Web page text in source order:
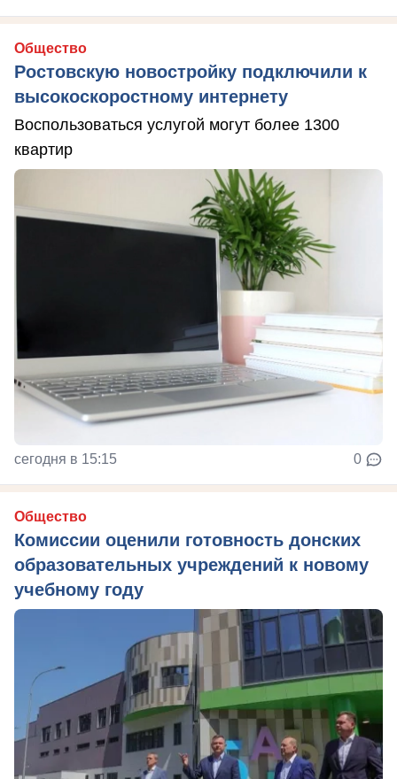
Общество
Ростовскую новостройку подключили к
высокоскоростному интернету
Воспользоваться услугой могут более 1300
квартир
сегодня в 15:15 0
Общество
Комиссии оценили готовность донских
образовательных учреждений к новому
учебному году